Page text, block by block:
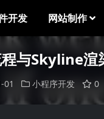
开发 网站制作
与Skyline渲
01 小程序开发 0